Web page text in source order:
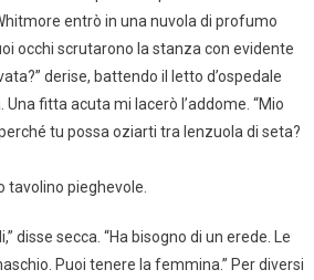
entrò in una nuvola di profumo
occhi scrutarono la stanza con evidente
derise, battendo il letto d’ospedale
fitta acuta mi lacerò l’addome. “Mio
tu possa oziarti tra lenzuola di seta?
tavolino pieghevole.
disse secca. “Ha bisogno di un erede. Le
Puoi tenere la femmina.” Per diversi